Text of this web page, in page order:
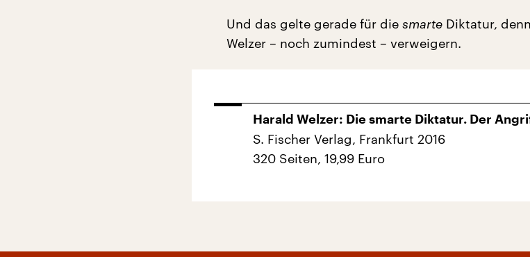
Und das gelte gerade für die smarte Diktatur,
Welzer – noch zumindest – verweigern.
Harald Welzer: Die smarte Diktatur. Der
S. Fischer Verlag, Frankfurt 2016
320 Seiten, 19,99 Euro